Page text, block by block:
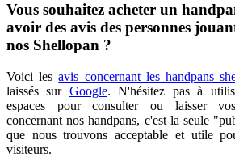
Vous souhaitez acheter un
avoir des avis des personnes
nos Shellopan ?
Voici lesavis concernant les handpans
laissés sur Google. N'hésitez pas à
espaces pour consulter ou laisser
concernant nos handpans, c'est la seule
que nous trouvons acceptable et utile
visiteurs.